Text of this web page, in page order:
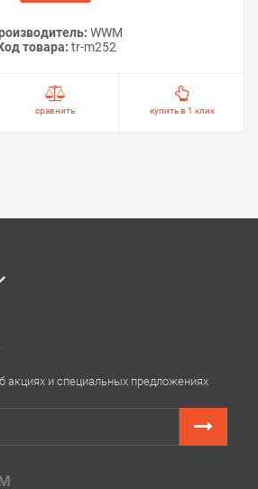
WWM
товара: tr-m252
сравнить купить в 1 клик
акциях и специальных предложениях